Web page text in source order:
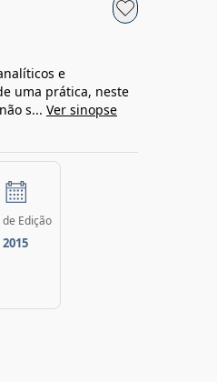
e
uma prática, neste
s... Ver sinopse
Edição
2015